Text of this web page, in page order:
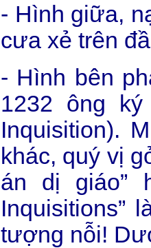
- Hình giữa,
cưa xẻ trên
- Hình bên
1232 ông
Inquisition).
khác, quý vị
án dị giáo”
Inquisitions”
tượng nỗi!